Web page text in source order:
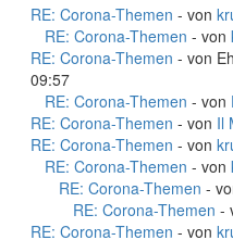
RE: Corona-Themen - von
RE: Corona-Themen - von
RE: Corona-Themen - von
09:57
RE: Corona-Themen - von
RE: Corona-Themen - von Il
RE: Corona-Themen - von
RE: Corona-Themen - von
RE: Corona-Themen -
RE: Corona-Themen -
RE: Corona-Themen - von